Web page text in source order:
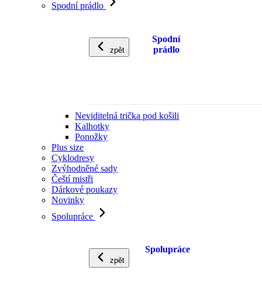
Spodní prádlo
zpět
Spodní
prádlo
Neviditelná trička pod košili
Kalhotky
Ponožky
Plus size
Cyklodresy
Zvýhodněné sady
Čeští mistři
Dárkové poukazy
Novinky
Spolupráce
zpět
Spolupráce